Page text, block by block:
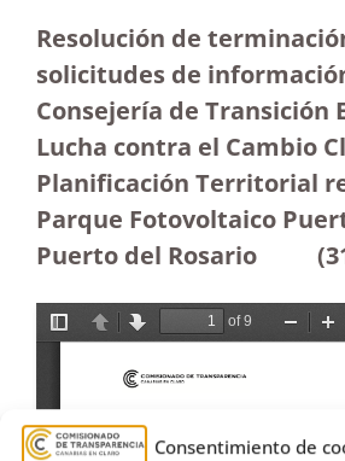
Consentimiento de
Resolución de
solicitudes de
Consejería de Transición
Lucha contra el Cambio
Planificación Territorial
Parque Fotovoltaico
Puerto del Rosario